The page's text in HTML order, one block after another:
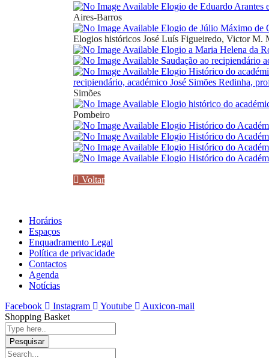
Elogio de Eduardo Arantes
Aires-Barros
Elogio de Júlio Máximo de
Elogios históricos José Luís Figueiredo, Victor M.
Elogio a Maria Helena da
Saudação ao recipiendário
Elogio Histórico do
recipiendário, académico José Simões Redinha,
Simões
Elogio histórico do
Pombeiro
Elogio Histórico do
Elogio Histórico do
Elogio Histórico do
Elogio Histórico do
Voltar
Horários
Espaços
Enquadramento Legal
Política de privacidade
Contactos
Agenda
Notícias
Facebook
Instagram Youtube
Auxicon-mail
Shopping Basket